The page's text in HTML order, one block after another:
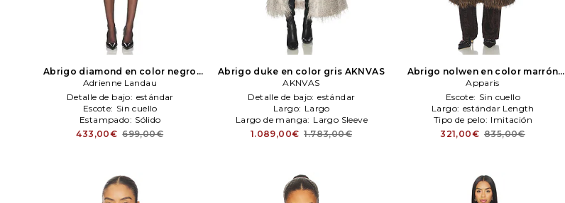
Abrigo diamond en color negro
Adrienne Landau
Adrienne Landau
Detalle de bajo: estándar
Escote: Sin cuello
Estampado: Sólido
433,00€ 699,00€
Abrigo duke en color gris AKNVAS
AKNVAS
Detalle de bajo: estándar
Largo: Largo
Largo de manga: Largo Sleeve
1.089,00€ 1.783,00€
Abrigo nolwen en color marrón
Apparis
Apparis
Escote: Sin cuello
Largo: estándar Length
Tipo de pelo: Imitación
321,00€ 835,00€